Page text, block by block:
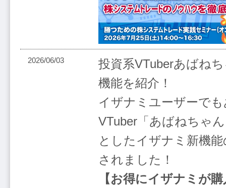
2026/06/03
投資系VTuberあばね
機能を紹介！
イザナミユーザーで
VTuber「あばねちゃ
としたイザナミ新機
されました！
【お得にイザナミが